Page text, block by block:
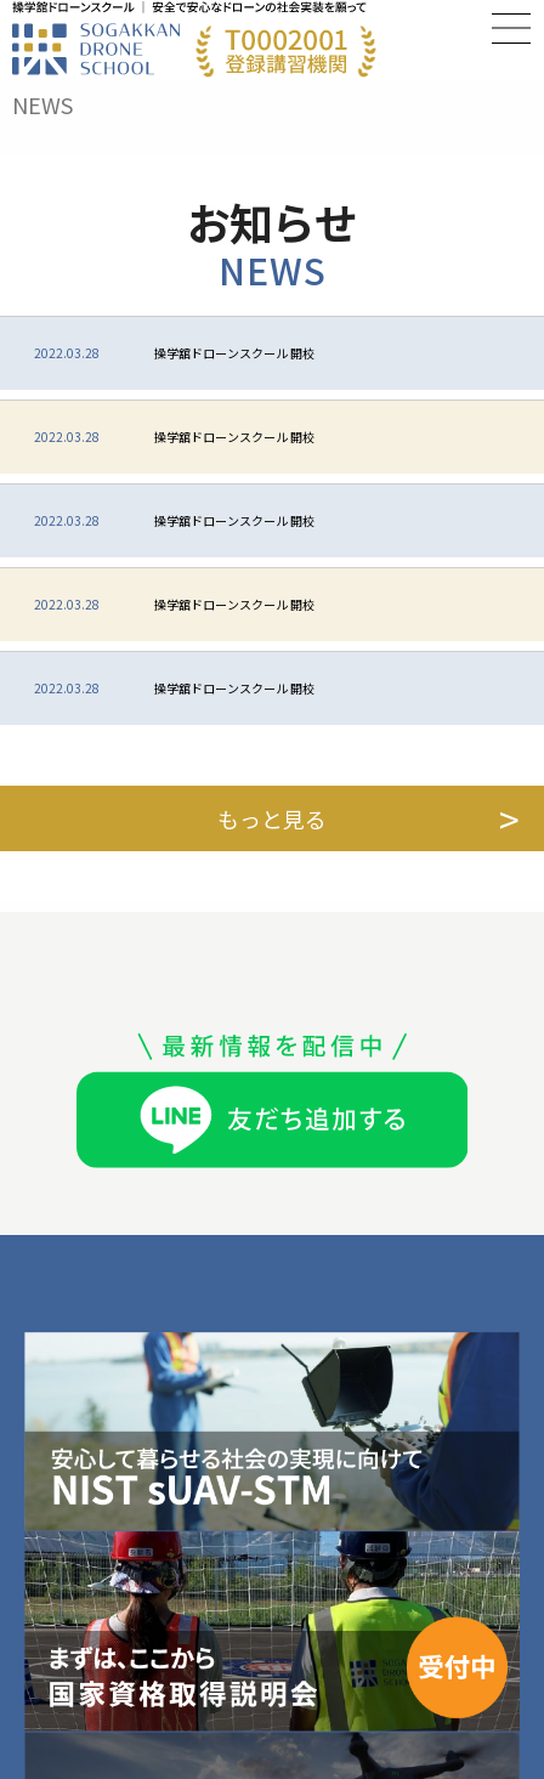
NEWS
お知らせ
NEWS
2022.03.28 操学舘ドローンスクール 開校
2022.03.28 操学舘ドローンスクール 開校
2022.03.28 操学舘ドローンスクール 開校
2022.03.28 操学舘ドローンスクール 開校
2022.03.28 操学舘ドローンスクール 開校
もっと見る